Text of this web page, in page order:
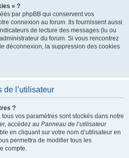
» ?
par phpBB qui conservent vos
connexion au forum. Ils fournissent aussi
de lecture des messages (lu ou
du forum. Si vous rencontrez
déconnexion, la suppression des cookies
de l’utilisateur
?
vos paramètres sont stockés dans notre
accédez au Panneau de l’utilisateur
en cliquant sur votre nom d’utilisateur en
permettra de modifier tous les
compte.